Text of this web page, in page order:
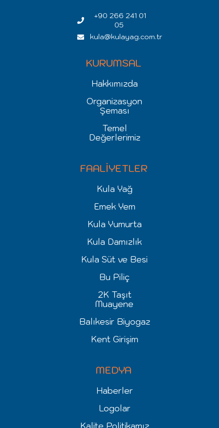
+90 266 241 01
05
kula@kulayag.com.tr
KURUMSAL
Hakkımızda
Organizasyon
Şeması
Temel
Değerlerimiz
FAALİYETLER
Kula Yağ
Emek Yem
Kula Yumurta
Kula Damızlık
Kula Süt ve Besi
Bu Piliç
2K Taşıt
Muayene
Balıkesir Biyogaz
Kent Girişim
MEDYA
Haberler
Logolar